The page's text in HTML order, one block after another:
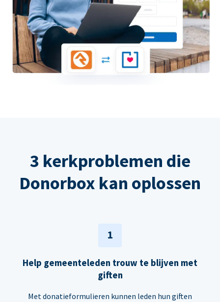
3 kerkproblemen die
Donorbox kan oplossen
1
Help gemeenteleden trouw te blijven met
giften
Met donatieformulieren kunnen leden hun giften